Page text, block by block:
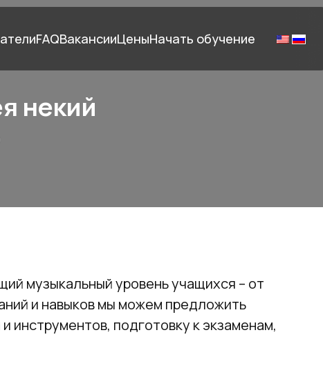
FAQВакансииЦеныНачать обучение
некий
музыкальный уровень учащихся – от
и навыков мы можем предложить
инструментов, подготовку к экзаменам,